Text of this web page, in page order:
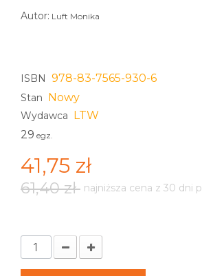
Autor: Luft Monika
ISBN 978-83-7565-930-6
Stan Nowy
Wydawca LTW
29 egz.
41,75 zł
61,40 zł najniższa cena z 30 dni